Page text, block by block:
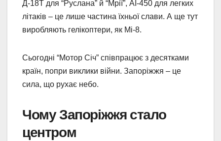
Д-18Т для “Руслана” й “Мрії”, АІ-450 для легких
літаків – це лише частина їхньої слави. А ще тут
виробляють гелікоптери, як Мі-8.
Сьогодні “Мотор Січ” співпрацює з десятками
країн, попри виклики війни. Запоріжжя – це
сила, що рухає небо.
Чому Запоріжжя стало
центром